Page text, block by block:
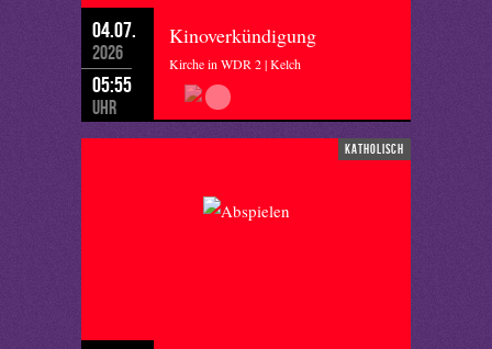
04.07.
2026
05:55
Uhr
Kinoverkündigung
Kirche in WDR 2 | Kelch
katholisch